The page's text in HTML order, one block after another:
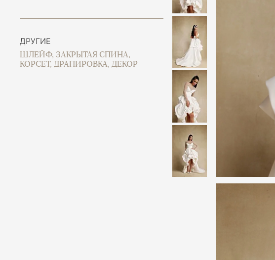
ДРУГИЕ
ШЛЕЙФ, ЗАКРЫТАЯ СПИНА,
КОРСЕТ, ДРАПИРОВКА, ДЕКОР